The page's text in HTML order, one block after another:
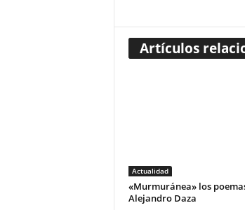
Artículos
Actualidad
«Murmuránea» los
Alejandro Daza